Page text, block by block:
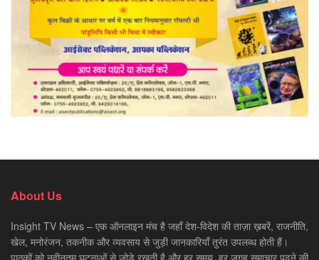
About Us
Insight TV News – एक ऑनलाइन मंच है जहाँ देश-विदेश की ताज़ा ख़बरें, राजनीति,
खेल, मनोरंजन, तकनीक और व्यवसाय से जुड़ी जानकारियाँ तुरंत उपलब्ध होती हैं।